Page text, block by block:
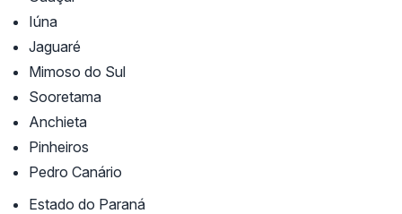
Iúna
Jaguaré
Mimoso do Sul
Sooretama
Anchieta
Pinheiros
Pedro Canário
Estado do Paraná